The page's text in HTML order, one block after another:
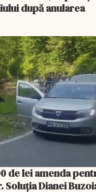
după anularea
Dianei